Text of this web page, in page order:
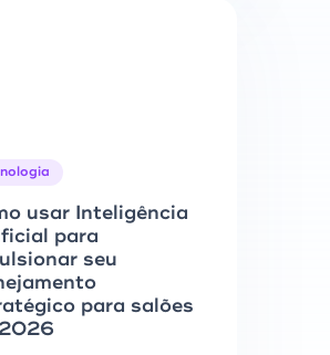
usar Inteligência
para
seu
para salões